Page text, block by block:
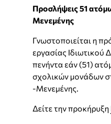
Προσλήψεις 51
Μενεμένης
Γνωστοποιείται η
εργασίας Ιδιωτικού
πενήντα εάν (51)
σχολικών μονάδων
-Μενεμένης.
Δείτε την προκήρυξη